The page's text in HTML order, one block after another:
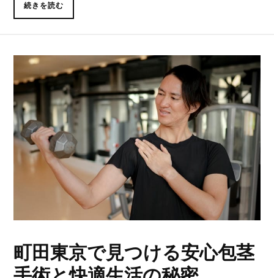
続きを読む
町田東京で見つける安心包茎